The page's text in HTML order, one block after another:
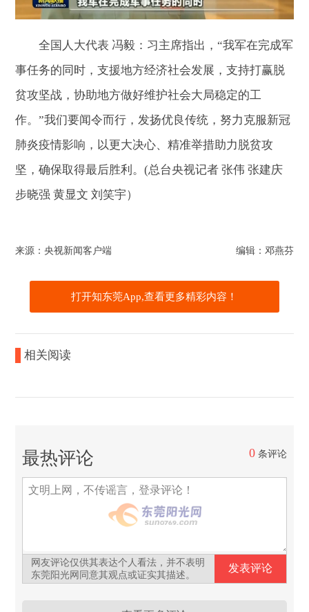
全国人大代表 冯毅：习主席指出，“我军在完成军
事任务的同时，支援地方经济社会发展，支持打赢脱
贫攻坚战，协助地方做好维护社会大局稳定的工
作。”我们要闻令而行，发扬优良传统，努力克服新冠
肺炎疫情影响，以更大决心、精准举措助力脱贫攻
坚，确保取得最后胜利。(总台央视记者 张伟 张建庆
步晓强 黄显文 刘笑宇）
来源：央视新闻客户端 编辑：邓燕芬
打开知东莞App,查看更多精彩内容！
相关阅读
最热评论 0 条评论
网友评论仅供其表达个人看法，并不表明
东莞阳光网同意其观点或证实其描述。